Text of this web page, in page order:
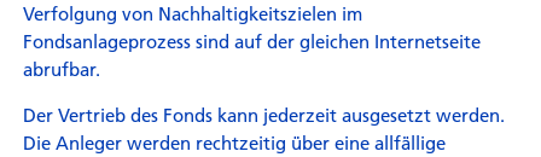
Verfolgung von Nachhaltigkeitszielen im
Fondsanlageprozess sind auf der gleichen Internetseite
abrufbar.
Der Vertrieb des Fonds kann jederzeit ausgesetzt werden.
Die Anleger werden rechtzeitig über eine allfällige